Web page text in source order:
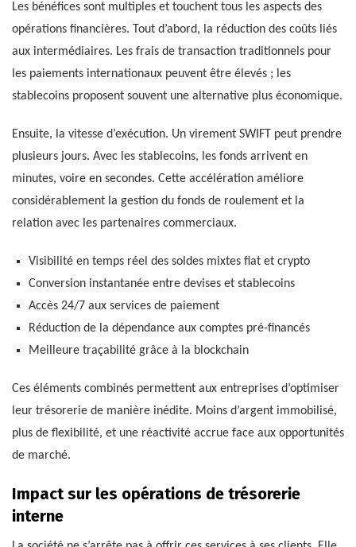
Les bénéfices sont multiples et touchent tous les aspects des
opérations financières. Tout d’abord, la réduction des coûts liés
aux intermédiaires. Les frais de transaction traditionnels pour
les paiements internationaux peuvent être élevés ; les
stablecoins proposent souvent une alternative plus économique.
Ensuite, la vitesse d’exécution. Un virement SWIFT peut prendre
plusieurs jours. Avec les stablecoins, les fonds arrivent en
minutes, voire en secondes. Cette accélération améliore
considérablement la gestion du fonds de roulement et la
relation avec les partenaires commerciaux.
Visibilité en temps réel des soldes mixtes fiat et crypto
Conversion instantanée entre devises et stablecoins
Accès 24/7 aux services de paiement
Réduction de la dépendance aux comptes pré-financés
Meilleure traçabilité grâce à la blockchain
Ces éléments combinés permettent aux entreprises d’optimiser
leur trésorerie de manière inédite. Moins d’argent immobilisé,
plus de flexibilité, et une réactivité accrue face aux opportunités
de marché.
Impact sur les opérations de trésorerie
interne